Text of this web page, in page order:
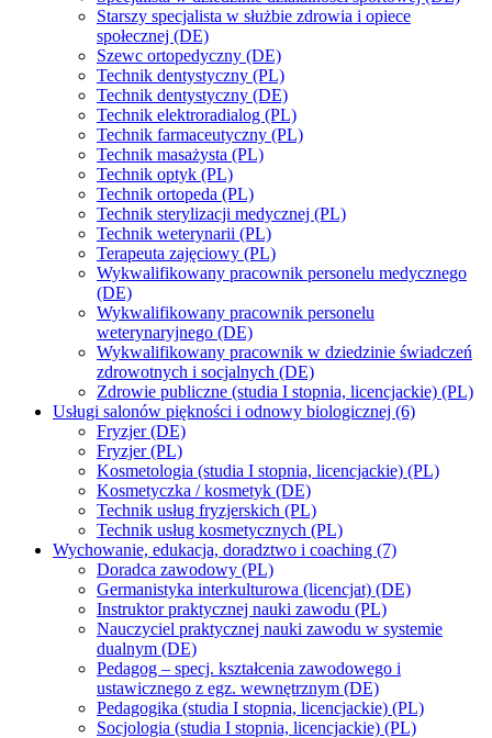
Starszy specjalista w służbie zdrowia i opiece
społecznej (DE)
Szewc ortopedyczny (DE)
Technik dentystyczny (PL)
Technik dentystyczny (DE)
Technik elektroradialog (PL)
Technik farmaceutyczny (PL)
Technik masażysta (PL)
Technik optyk (PL)
Technik ortopeda (PL)
Technik sterylizacji medycznej (PL)
Technik weterynarii (PL)
Terapeuta zajęciowy (PL)
Wykwalifikowany pracownik personelu medycznego
(DE)
Wykwalifikowany pracownik personelu
weterynaryjnego (DE)
Wykwalifikowany pracownik w dziedzinie świadczeń
zdrowotnych i socjalnych (DE)
Zdrowie publiczne (studia I stopnia, licencjackie) (PL)
Usługi salonów piękności i odnowy biologicznej (6)
Fryzjer (DE)
Fryzjer (PL)
Kosmetologia (studia I stopnia, licencjackie) (PL)
Kosmetyczka / kosmetyk (DE)
Technik usług fryzjerskich (PL)
Technik usług kosmetycznych (PL)
Wychowanie, edukacja, doradztwo i coaching (7)
Doradca zawodowy (PL)
Germanistyka interkulturowa (licencjat) (DE)
Instruktor praktycznej nauki zawodu (PL)
Nauczyciel praktycznej nauki zawodu w systemie
dualnym (DE)
Pedagog – specj. kształcenia zawodowego i
ustawicznego z egz. wewnętrznym (DE)
Pedagogika (studia I stopnia, licencjackie) (PL)
Socjologia (studia I stopnia, licencjackie) (PL)